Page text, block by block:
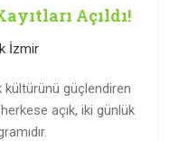
Açıldı!
İzmir
güçlendiren
açık, iki günlük